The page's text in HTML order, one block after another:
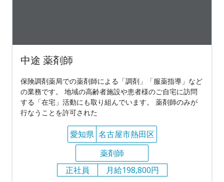
中途 薬剤師
保険調剤薬局での薬剤師による「調剤」「服薬指導」など
の業務です。 地域の高齢者施設や患者様のご自宅に訪問
する「在宅」活動にも取り組んでいます。 薬剤師のみが
行なうことを許可された
愛知県 名古屋市熱田区
薬剤師
正社員
月給198,800円